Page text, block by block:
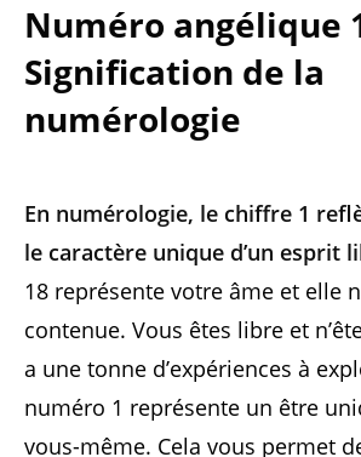
Numéro angélique
Signification de la
numérologie
En numérologie, le chiffre 1
le caractère unique d’un esprit
18 représente votre âme et elle
contenue. Vous êtes libre et
a une tonne d’expériences à
numéro 1 représente un être
vous-même. Cela vous permet